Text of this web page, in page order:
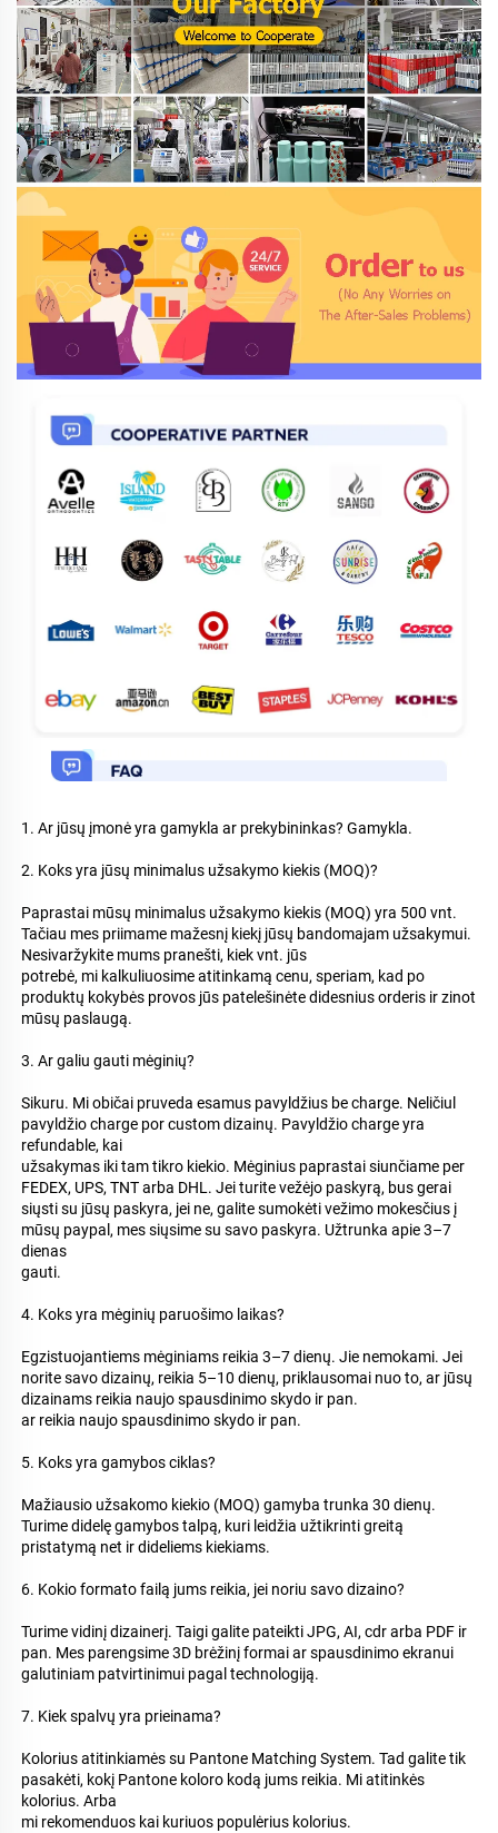
1. Ar jūsų įmonė yra gamykla ar prekybininkas? Gamykla.
2. Koks yra jūsų minimalus užsakymo kiekis (MOQ)?
Paprastai mūsų minimalus užsakymo kiekis (MOQ) yra 500 vnt.
Tačiau mes priimame mažesnį kiekį jūsų bandomajam užsakymui.
Nesivaržykite mums pranešti, kiek vnt. jūs
potrebė, mi kalkuliuosime atitinkamą cenu, speriam, kad po
mūsų paslaugą.
3. Ar galiu gauti mėginių?
Sikuru. Mi običai pruveda esamus pavyldžius be charge. Neličiul
pavyldžio charge por custom dizainų. Pavyldžio charge yra
refundable, kai
užsakymas iki tam tikro kiekio. Mėginius paprastai siunčiame per
FEDEX, UPS, TNT arba DHL. Jei turite vežėjo paskyrą, bus gerai
siųsti su jūsų paskyra, jei ne, galite sumokėti vežimo mokesčius į
mūsų paypal, mes siųsime su savo paskyra. Užtrunka apie 3–7
dienas
gauti.
4. Koks yra mėginių paruošimo laikas?
Egzistuojantiems mėginiams reikia 3–7 dienų. Jie nemokami. Jei
norite savo dizainų, reikia 5–10 dienų, priklausomai nuo to, ar jūsų
dizainams reikia naujo spausdinimo skydo ir pan.
ar reikia naujo spausdinimo skydo ir pan.
5. Koks yra gamybos ciklas?
Mažiausio užsakomo kiekio (MOQ) gamyba trunka 30 dienų.
Turime didelę gamybos talpą, kuri leidžia užtikrinti greitą
pristatymą net ir dideliems kiekiams.
6. Kokio formato failą jums reikia, jei noriu savo dizaino?
Turime vidinį dizainerį. Taigi galite pateikti JPG, AI, cdr arba PDF ir
pan. Mes parengsime 3D brėžinį formai ar spausdinimo ekranui
galutiniam patvirtinimui pagal technologiją.
7. Kiek spalvų yra prieinama?
Kolorius atitinkiamės su Pantone Matching System. Tad galite tik
pasakėti, kokį Pantone koloro kodą jums reikia. Mi atitinkės
kolorius. Arba
mi rekomenduos kai kuriuos populėrius kolorius.